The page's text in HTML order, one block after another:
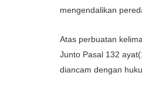
mengendalikan
Atas perbuatan
Junto Pasal 132
diancam dengan